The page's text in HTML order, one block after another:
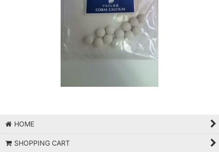
HOME
SHOPPING CART